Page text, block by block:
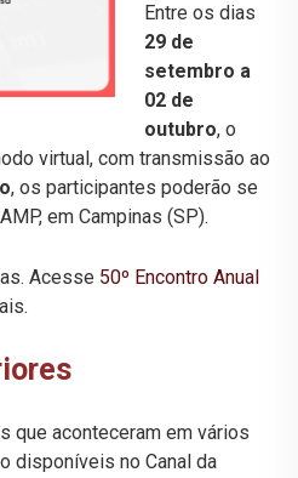
Entre os dias
29 de
setembro a
02 de
outubro, o
virtual, com transmissão ao
, os participantes poderão se
em Campinas (SP).
Acesse 50º Encontro Anual
que aconteceram em vários
disponíveis no Canal da